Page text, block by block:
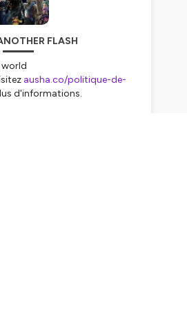
FLASH
ausha.co/politique-de-
d'informations.